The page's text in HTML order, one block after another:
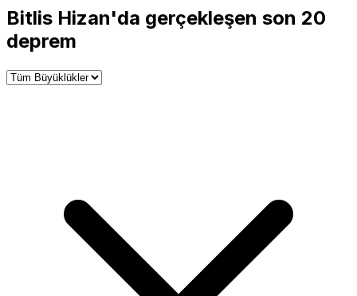
+
−
Bitlis Hizan'da gerçekleşen son 20
deprem